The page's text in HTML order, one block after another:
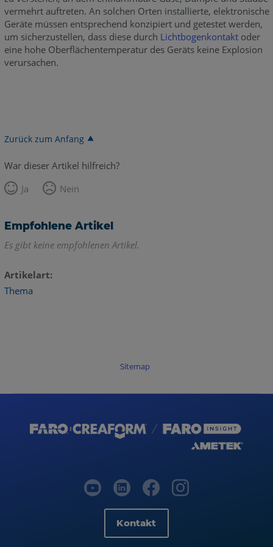
vermehrt auftreten. An solchen Orten installierte, elektronische
Geräte müssen entsprechend konzipiert und getestet werden,
um sicherzustellen, dass diese durch Lichtbogenkontaktoder
eine hohe Oberflächentemperatur des Geräts keine Explosion
verursachen.
Zurück zum Anfang
War dieser Artikel hilfreich?
Ja
Nein
Empfohlene Artikel
Es gibt keine empfohlenen Artikel.
Artikelart
Thema
Sitemap
Kontakt